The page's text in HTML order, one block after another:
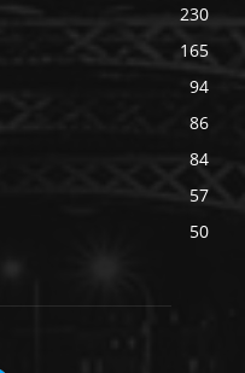
230
165
94
86
84
57
50